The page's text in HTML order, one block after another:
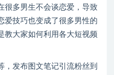
很多男生不会谈恋爱，导致
爱技巧也变成了很多男性的
教大家如何利用各大短视频
，发布图文笔记引流粉丝到